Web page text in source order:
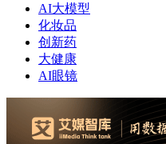
AI大模型
化妆品
创新药
大健康
AI眼镜